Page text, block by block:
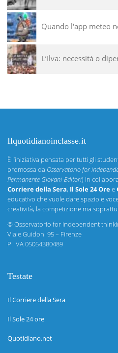
Quando l'app meteo
L’Ilva: necessità o
Ilquotidianoinclasse.it
È l’iniziativa pensata per tutti gli
promossa da Osservatorio for
Permanente Giovani-Editori) in
Corriere della Sera, Il Sole 24 Oree
educativo che vuole dare spazio e
creatività, la competizione ma
©Osservatorio for independent
Viale Guidoni 95 – Firenze
P. IVA 05054380489
Testate
Il Corriere della Sera
Il Sole 24 ore
Quotidiano.net